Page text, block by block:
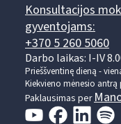
Konsultacijos
gyventojams:
+370 5 260 5060
Darbo laikas: I-IV
Prieššventinę dieną -
Kiekvieno mėnesio antrą
Paklausimas per